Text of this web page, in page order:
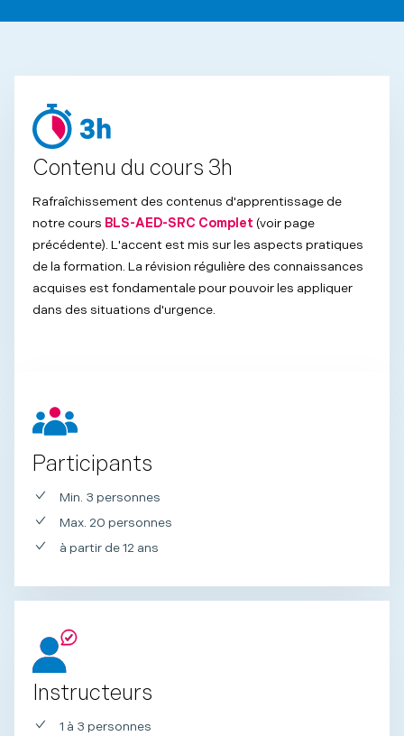
Contenu du cours 3h
Rafraîchissement des contenus d'apprentissage de
notre cours BLS-AED-SRC Complet (voir page
précédente). L'accent est mis sur les aspects pratiques
de la formation. La révision régulière des connaissances
acquises est fondamentale pour pouvoir les appliquer
dans des situations d'urgence.
Participants
Min. 3 personnes
Max. 20 personnes
à partir de 12 ans
Instructeurs
1 à 3 personnes